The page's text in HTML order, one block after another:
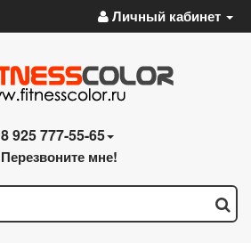
Личный кабинет
8 925 777-55-65
Перезвоните мне!